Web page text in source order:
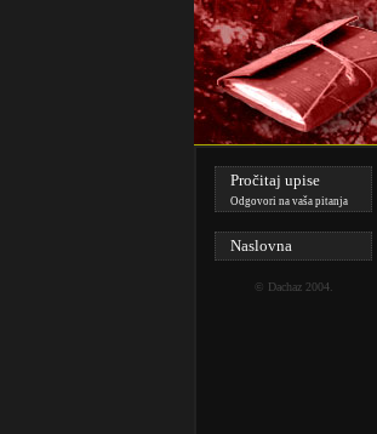
Pročitaj upise
Odgovori na vaša pitanja
Naslovna
© Dachaz2004.